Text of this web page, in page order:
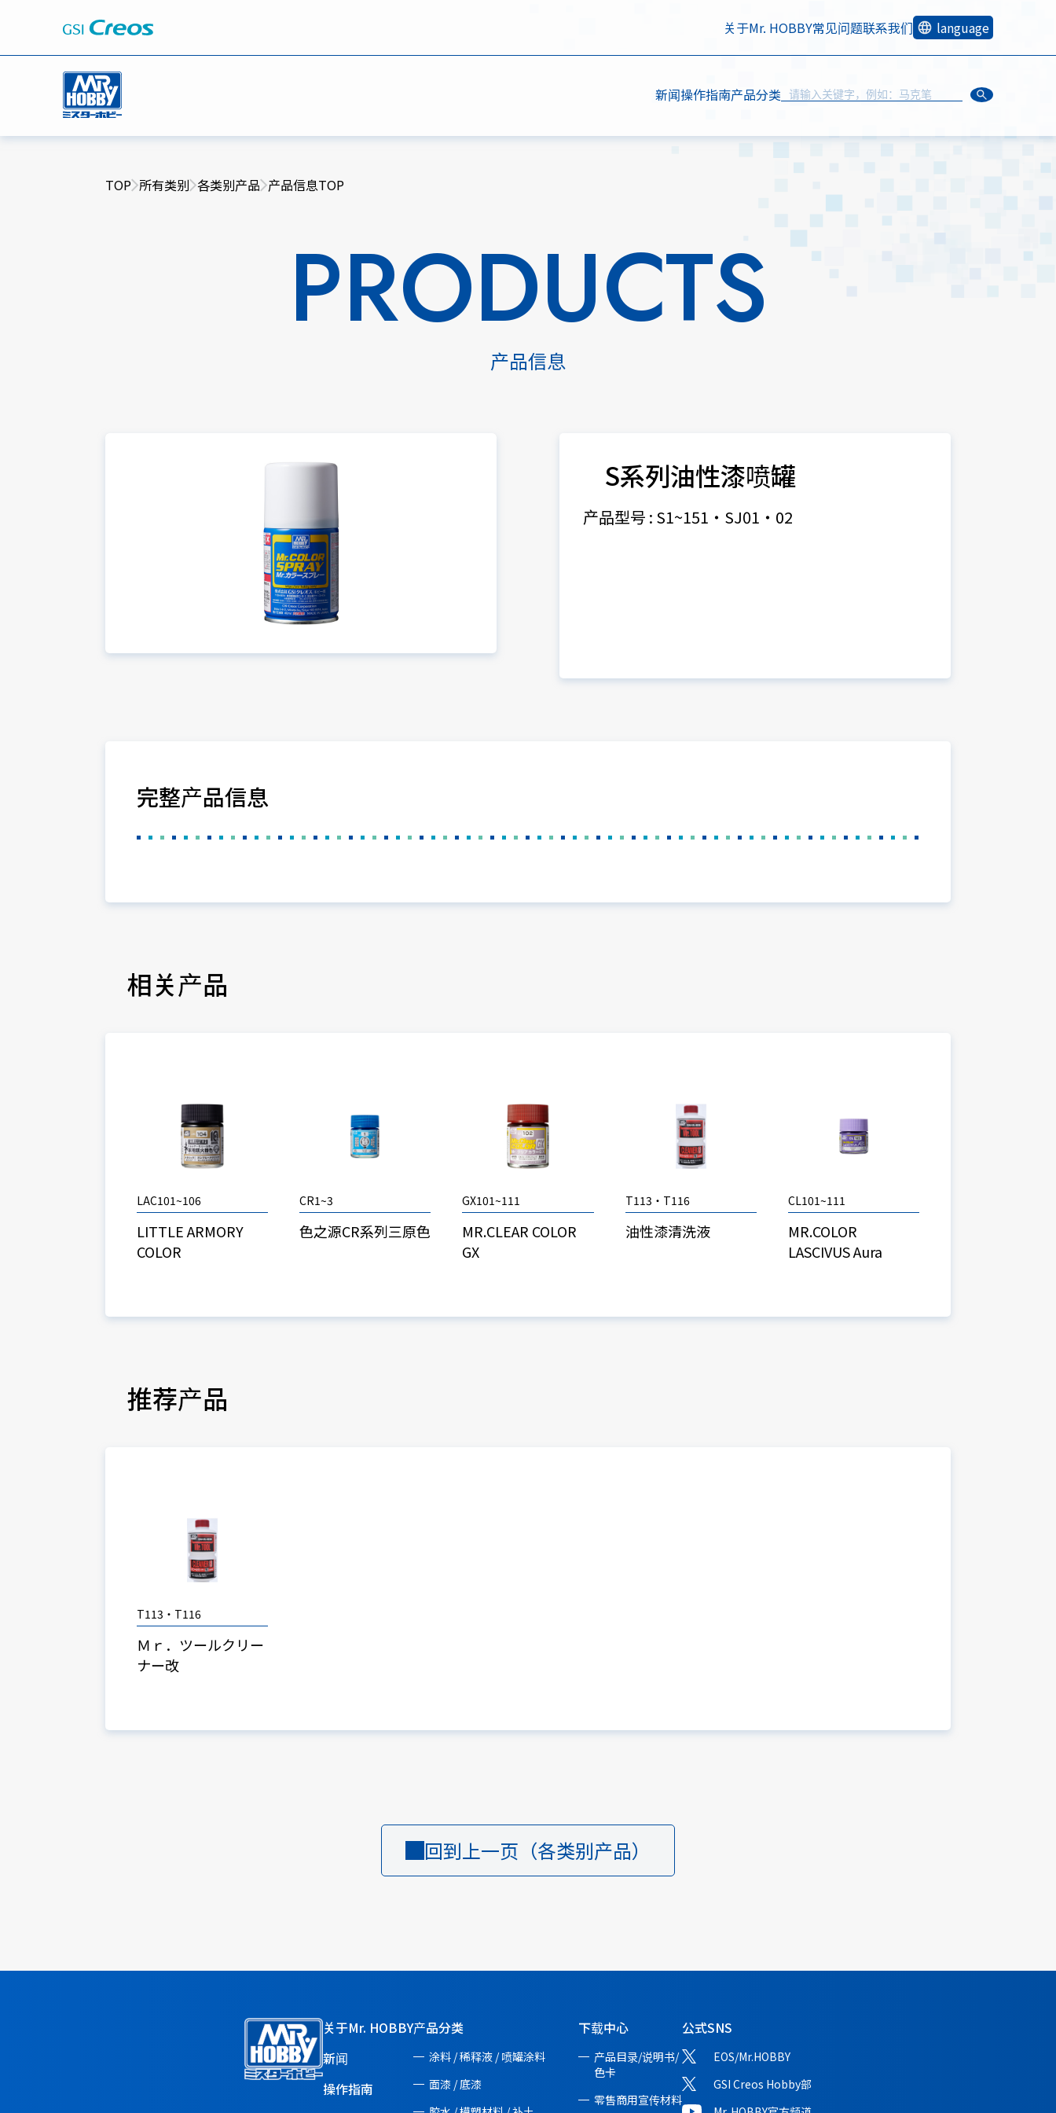
关于Mr. HOBBY常见问题联系我们 language
新闻操作指南产品分类
TOP 所有类别 各类别产品 产品信息TOP
PRODUCTS
产品信息
S系列油性漆喷罐
产品型号 : S1~151・SJ01・02
完整产品信息
相关产品
LAC101~106
LITTLE ARMORY
COLOR
CR1~3
色之源CR系列三原色
GX101~111
MR.CLEAR COLOR
GX
T113・T116
油性漆清洗液
CL101~111
MR.COLOR
LASCIVUS Aura
推荐产品
T113・T116
Ｍｒ．ツールクリー
ナー改
回到上一页（各类别产品）
关于Mr. HOBBY
新闻
操作指南
产品分类
涂料 / 稀释液 / 喷罐涂料
面漆 / 底漆
下载中心
产品目录/说明书/
色卡
零售商用宣传材料
公式SNS
EOS/Mr.HOBBY
GSI Creos Hobby部